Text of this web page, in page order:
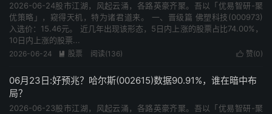
2026-06-24股市江湖，风起云涌，各路英豪齐聚。吾以「优易智研-聚
优策略」，窥得天机，特为诸君道来。 一、晋级篇 佛塑科技(000973)
入选价：15.46元。 近几年出现该形态，5日内上涨的股票占比74.00%，
10日内上涨的股票...
 赞(0)
2026-06-24  股票 阅读(136)
06月23日:好预兆？哈尔斯(002615)数据90.91%，谁在暗中布
局？
2026-06-23股市江湖，风起云涌，各路英豪齐聚。吾以「优易智研-聚